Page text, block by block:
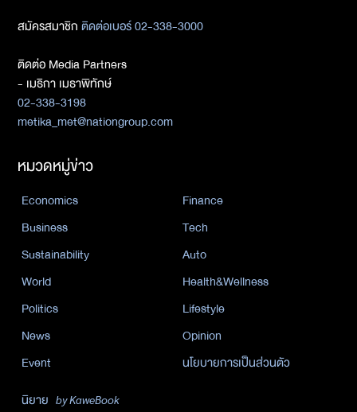
สมัครสมาชิกติดต่อเบอร์ 02-338-3000
ติดต่อ Media Partners
- เมธิกา เมธาพิทักษ์
02-338-3198
metika_met@nationgroup.com
หมวดหมู่ข่าว
Economics
Finance
Business
Tech
Sustainability
Auto
World
Health&Wellness
Politics
Lifestyle
News
Opinion
Event
นโยบายการเป็นส่วนตัว
นิยาย by KaweBook